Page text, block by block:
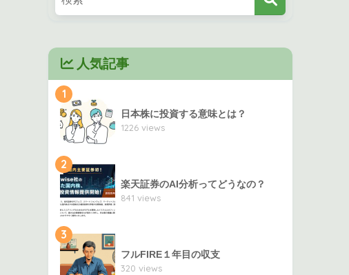
人気記事
1
日本株に投資する意味とは？
1226 views
2
楽天証券のAI分析ってどうなの？
841 views
3
フルFIRE１年目の収支
320 views